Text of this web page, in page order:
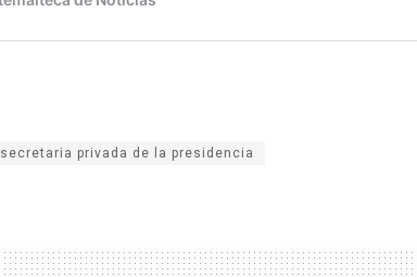
secretaria privada de la presidencia